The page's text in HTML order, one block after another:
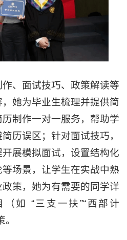
、面试技巧、政策解读等
她为毕业生梳理并提供简
制作一对一服务，帮助学
历误区；针对面试技巧，
展模拟面试，设置结构化
场景，让学生在实战中熟
策，她为有需要的同学详
如 “三支一扶”“西部计